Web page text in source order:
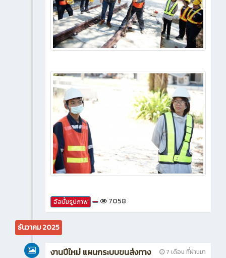
อัลบั้มรูปภาพ 7058
ธันวาคม 2025
7 เดือน ที่ผ่านมา
งานปีใหม่ แผนกระบบขนส่งทาง